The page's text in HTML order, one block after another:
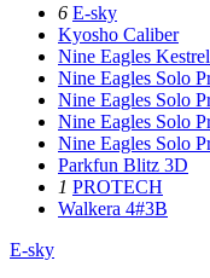
6 E-sky
Kyosho Caliber
Nine Eagles
Nine Eagles Solo
Nine Eagles Solo
Nine Eagles Solo
Nine Eagles Solo
Parkfun Blitz 3D
1 PROTECH
Walkera 4#3B
E-sky